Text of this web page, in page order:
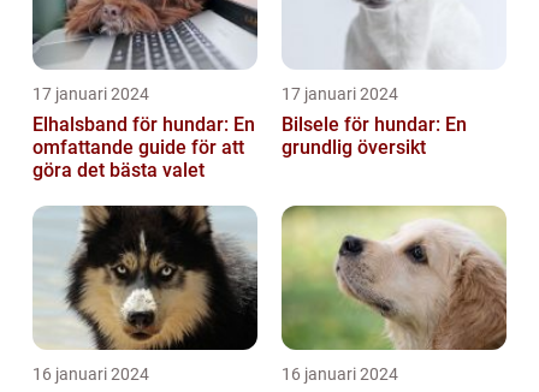
17 januari 2024
Elhalsband för hundar: En
omfattande guide för att
göra det bästa valet
17 januari 2024
Bilsele för hundar: En
grundlig översikt
16 januari 2024 16 januari 2024